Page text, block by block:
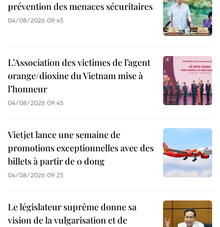
prévention des menaces sécuritaires
04/08/2026 09:45
L’Association des victimes de l’agent
orange/dioxine du Vietnam mise à
l’honneur
04/08/2026 09:45
Vietjet lance une semaine de
promotions exceptionnelles avec des
billets à partir de 0 dong
04/08/2026 09:25
Le législateur suprême donne sa
vision de la vulgarisation et de